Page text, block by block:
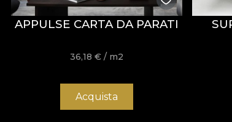
Rezistență la abraziune:60.000 rubs
Întreținere: spălare la 30°C, călcare la
Material ORIGIN
ORIGIN este un material textil țesut, cu
APPULSE CARTA DA PARATI
36,18€ / m2
Acquista